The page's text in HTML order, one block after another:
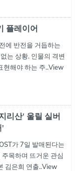
플레이어
에 반전을 거듭하는
는 상황. 인물의 격변
현해야 하는 주..View
리산' 울릴 실버
'
가 7일 발매된다는
목하며 뜨거운 관심
김은희 연출..View